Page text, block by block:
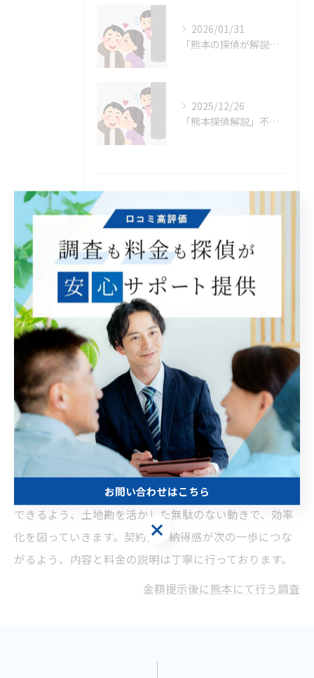
2026/01/31
「熊本の探偵が解説」女好きな夫との上手な付き合い方 - 関係を修復する5つのポイント
2025/12/26
「熊本探偵解説」不倫問題への対処法
タグ Tags
熊本 探偵 浮気 不倫 素行調査
慰謝料 証拠 離婚 費用 相談
興信所 比較
見積もりを提示する際は、契約書の中で明確な内訳を提
示しています。調査にかかる移動費・資料作成費・機材
費を含んだ金額を提示し、追加で費用が発生しない設計
を心がけています。探偵調査の費用がわからないまま契
約が進む不安をなくしませんか。熊本での調査にも対応
できるよう、土地勘を活かした無駄のない動きで、効率
化を図っていきます。契約前の納得感が次の一歩につな
がるよう、内容と料金の説明は丁寧に行っております。
金額提示後に熊本にて行う調査
お問い合わせはこちら
お問い合わせはこちら